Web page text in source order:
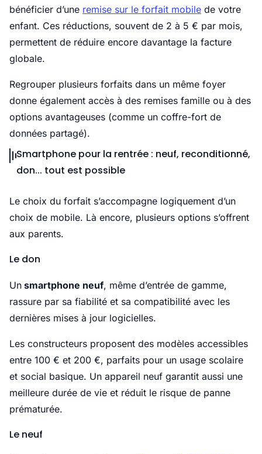
bénéficier d’une remise sur le forfait mobile de votre
enfant. Ces réductions, souvent de 2 à 5 € par mois,
permettent de réduire encore davantage la facture
globale.
Regrouper plusieurs forfaits dans un même foyer
donne également accès à des remises famille ou à des
options avantageuses (comme un coffre-fort de
données partagé).
Smartphone pour la rentrée : neuf, reconditionné,
don... tout est possible
Le choix du forfait s’accompagne logiquement d’un
choix de mobile. Là encore, plusieurs options s’offrent
aux parents.
Le don
Un smartphone neuf, même d’entrée de gamme,
rassure par sa fiabilité et sa compatibilité avec les
dernières mises à jour logicielles.
Les constructeurs proposent des modèles accessibles
entre 100 € et 200 €, parfaits pour un usage scolaire
et social basique. Un appareil neuf garantit aussi une
meilleure durée de vie et réduit le risque de panne
prématurée.
Le neuf